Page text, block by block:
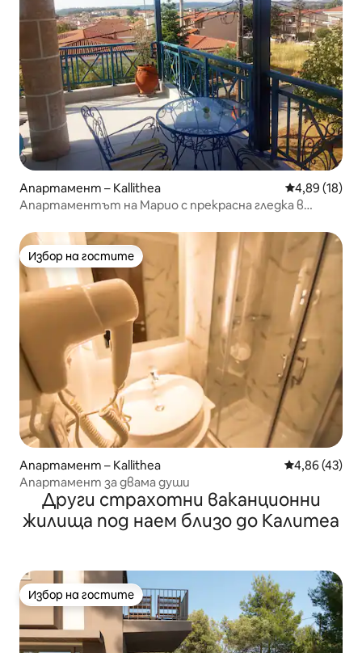
Апартамент – Kallithea Средна
4,89 (18)
Апартаментът на Марио с прекрасна гледка в
Избор на гостите
Избор на гостите
Апартамент – Kallithea Средна
4,86 (43)
Апартамент за двама души
Други страхотни ваканционни
жилища под наем близо до Калитеа
Избор на гостите
Избор на гостите